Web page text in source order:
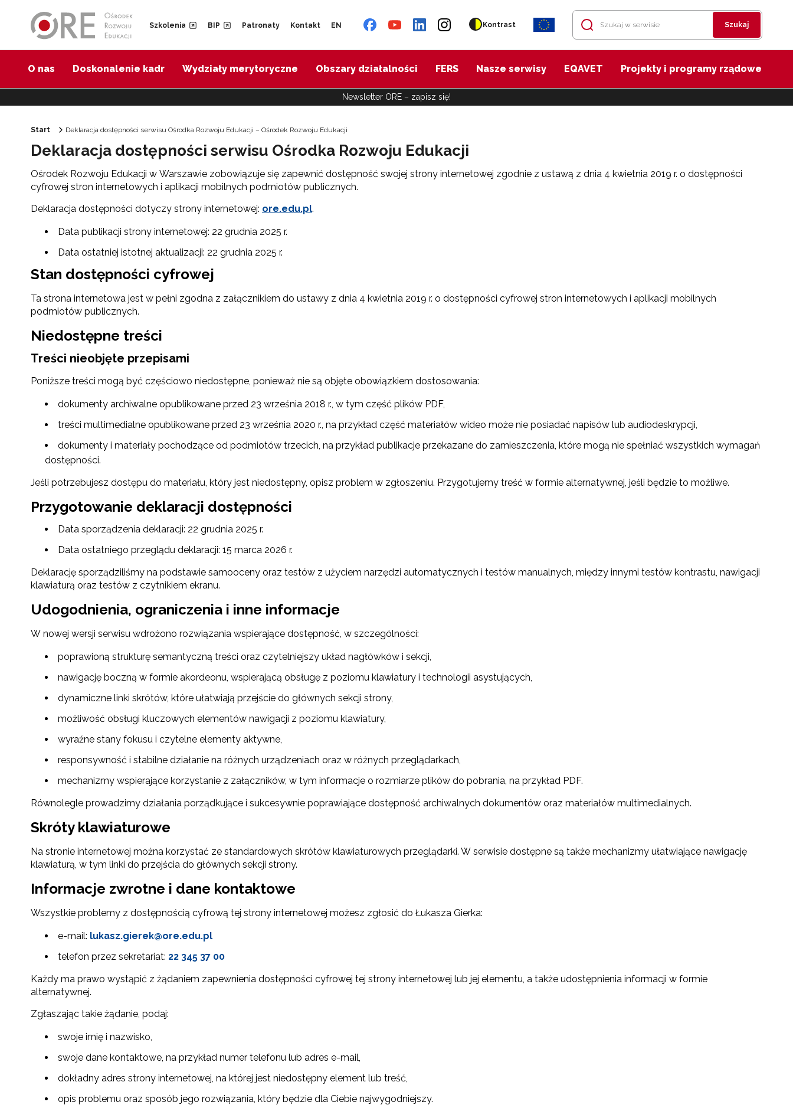
Szkolenia BIP Patronaty Kontakt EN Kontrast Szukaj
O nas Doskonalenie kadr Wydziały merytoryczne Obszary działalności FERS Nasze serwisy EQAVET Projekty i programy rządowe
Newsletter ORE – zapisz się!
Start Deklaracja dostępności serwisu Ośrodka Rozwoju Edukacji – Ośrodek Rozwoju Edukacji
Deklaracja dostępności serwisu Ośrodka Rozwoju Edukacji
Ośrodek Rozwoju Edukacji w Warszawie zobowiązuje się zapewnić dostępność swojej strony internetowej zgodnie z ustawą z dnia 4 kwietnia 2019 r. o dostępności
cyfrowej stron internetowych i aplikacji mobilnych podmiotów publicznych.
Deklaracja dostępności dotyczy strony internetowej: ore.edu.pl.
Data publikacji strony internetowej: 22 grudnia 2025 r.
Data ostatniej istotnej aktualizacji: 22 grudnia 2025 r.
Stan dostępności cyfrowej
Ta strona internetowa jest w pełni zgodna z załącznikiem do ustawy z dnia 4 kwietnia 2019 r. o dostępności cyfrowej stron internetowych i aplikacji mobilnych
podmiotów publicznych.
Niedostępne treści
Treści nieobjęte przepisami
Poniższe treści mogą być częściowo niedostępne, ponieważ nie są objęte obowiązkiem dostosowania:
dokumenty archiwalne opublikowane przed 23 września 2018 r., w tym część plików PDF,
treści multimedialne opublikowane przed 23 września 2020 r., na przykład część materiałów wideo może nie posiadać napisów lub audiodeskrypcji,
dokumenty i materiały pochodzące od podmiotów trzecich, na przykład publikacje przekazane do zamieszczenia, które mogą nie spełniać wszystkich wymagań
dostępności.
Jeśli potrzebujesz dostępu do materiału, który jest niedostępny, opisz problem w zgłoszeniu. Przygotujemy treść w formie alternatywnej, jeśli będzie to możliwe.
Przygotowanie deklaracji dostępności
Data sporządzenia deklaracji: 22 grudnia 2025 r.
Data ostatniego przeglądu deklaracji: 15 marca 2026 r.
Deklarację sporządziliśmy na podstawie samooceny oraz testów z użyciem narzędzi automatycznych i testów manualnych, między innymi testów kontrastu, nawigacji
klawiaturą oraz testów z czytnikiem ekranu.
Udogodnienia, ograniczenia i inne informacje
W nowej wersji serwisu wdrożono rozwiązania wspierające dostępność, w szczególności:
poprawioną strukturę semantyczną treści oraz czytelniejszy układ nagłówków i sekcji,
nawigację boczną w formie akordeonu, wspierającą obsługę z poziomu klawiatury i technologii asystujących,
dynamiczne linki skrótów, które ułatwiają przejście do głównych sekcji strony,
możliwość obsługi kluczowych elementów nawigacji z poziomu klawiatury,
wyraźne stany fokusu i czytelne elementy aktywne,
responsywność i stabilne działanie na różnych urządzeniach oraz w różnych przeglądarkach,
mechanizmy wspierające korzystanie z załączników, w tym informacje o rozmiarze plików do pobrania, na przykład PDF.
Równolegle prowadzimy działania porządkujące i sukcesywnie poprawiające dostępność archiwalnych dokumentów oraz materiałów multimedialnych.
Skróty klawiaturowe
Na stronie internetowej można korzystać ze standardowych skrótów klawiaturowych przeglądarki. W serwisie dostępne są także mechanizmy ułatwiające nawigację
klawiaturą, w tym linki do przejścia do głównych sekcji strony.
Informacje zwrotne i dane kontaktowe
Wszystkie problemy z dostępnością cyfrową tej strony internetowej możesz zgłosić do Łukasza Gierka:
e-mail: lukasz.gierek@ore.edu.pl
telefon przez sekretariat: 22 345 37 00
Każdy ma prawo wystąpić z żądaniem zapewnienia dostępności cyfrowej tej strony internetowej lub jej elementu, a także udostępnienia informacji w formie
alternatywnej.
Zgłaszając takie żądanie, podaj:
swoje imię i nazwisko,
swoje dane kontaktowe, na przykład numer telefonu lub adres e-mail,
dokładny adres strony internetowej, na której jest niedostępny element lub treść,
opis problemu oraz sposób jego rozwiązania, który będzie dla Ciebie najwygodniejszy.